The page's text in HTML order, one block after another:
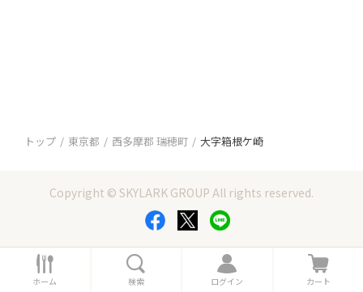
トップ 東京都 西多摩郡 瑞穂町 大字箱根ケ崎
Copyright © SKYLARK GROUP All rights reserved.
ホ
ー
ホーム 索
検索
ロ
グ
ログイン
カ
ー
カート